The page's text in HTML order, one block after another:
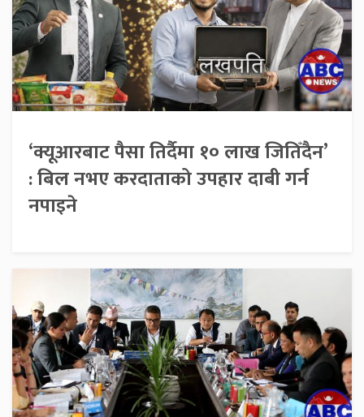
‘क्यूआरबाट पैसा तिर्दैमा १० लाख जितिँदैन’
: बिल नभए करदाताको उपहार दाबी गर्न
नपाइने